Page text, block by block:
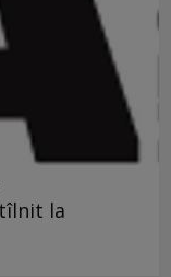
la